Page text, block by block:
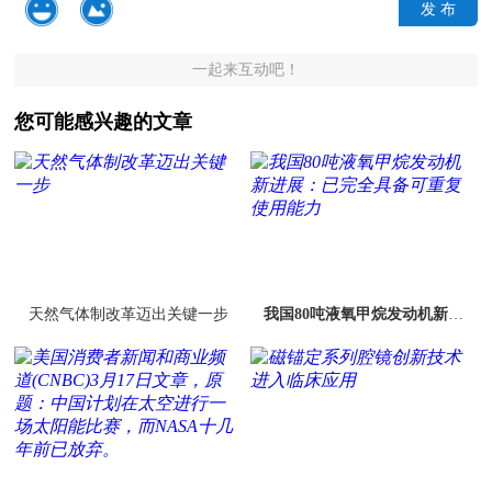
发 布
一起来互动吧！
您可能感兴趣的文章
天然气体制改革迈出关键一步
我国80吨液氧甲烷发动机新进